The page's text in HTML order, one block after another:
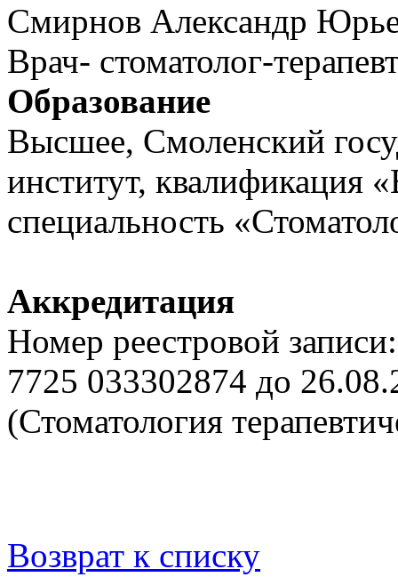
Смирнов Александр
Врач- стоматолог-
Образование
Высшее, Смоленский
институт, квалификация
специальность
Аккредитация
Номер реестровой записи:
7725 033302874 до
(Стоматология
Возврат к списку